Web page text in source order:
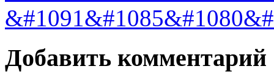
Добавить комментарий